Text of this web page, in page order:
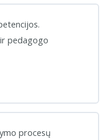
pedagogo
procesų